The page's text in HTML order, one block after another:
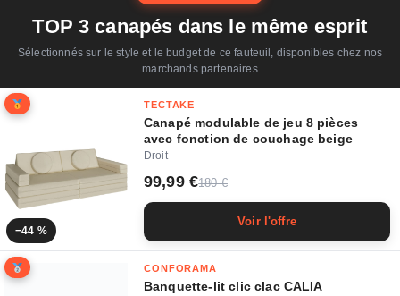
TOP 3 canapés dans le même esprit
Sélectionnés sur le style et le budget de ce fauteuil, disponibles chez nos
marchands partenaires
−44 %
TECTAKE
Canapé modulable de jeu 8 pièces
avec fonction de couchage beige
Droit
99,99 €180 €
Voir l'offre
CONFORAMA
Banquette-lit clic clac CALIA